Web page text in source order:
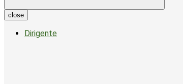
close
Dirigente